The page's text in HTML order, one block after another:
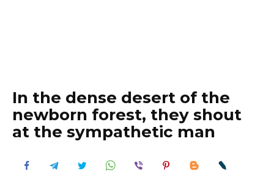
In the dense desert of the
newborn forest, they shout
at the sympathetic man